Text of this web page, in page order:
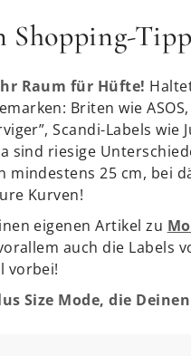
Shopping-
Raum für Hüfte!
Briten wie
Scandi-Labels
sind riesige
mindestens 25 cm, bei
Kurven!
eigenen Artikel zu
auch die Labels
vorbei!
Size Mode, die